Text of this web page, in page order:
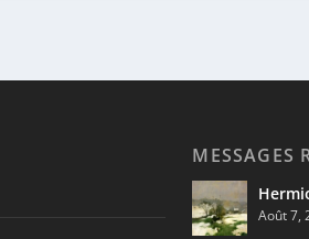
MESSAGES
Août 7,